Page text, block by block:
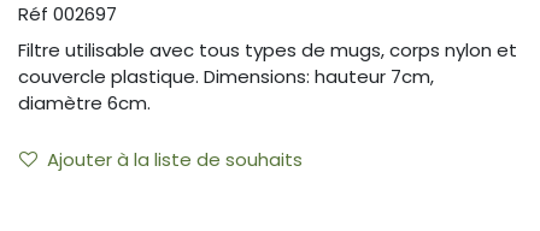
Réf 002697
Filtre utilisable avec tous types de mugs, corps nylon et
couvercle plastique. Dimensions: hauteur 7cm,
diamètre 6cm.
Ajouter à la liste de souhaits